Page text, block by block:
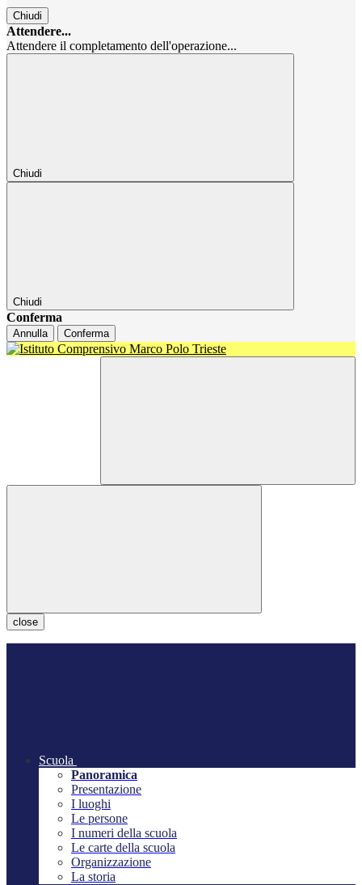
Chiudi
Attendere...
Attendere il completamento dell'operazione...
Chiudi
Chiudi
Conferma
Annulla Conferma
close
Scuola
Panoramica
Presentazione
I luoghi
Le persone
I numeri della scuola
Le carte della scuola
Organizzazione
La storia